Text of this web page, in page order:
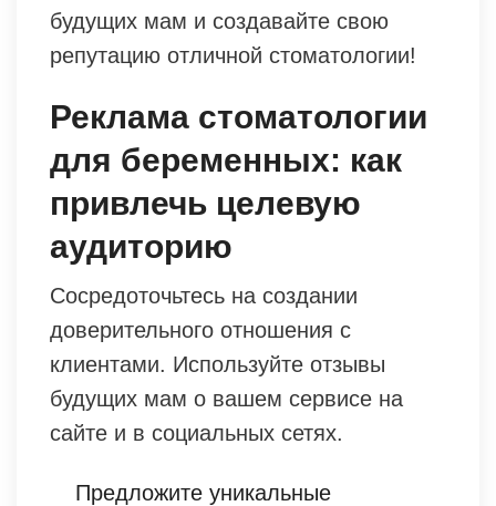
будущих мам и создавайте свою
репутацию отличной стоматологии!
Реклама стоматологии
для беременных: как
привлечь целевую
аудиторию
Сосредоточьтесь на создании
доверительного отношения с
клиентами. Используйте отзывы
будущих мам о вашем сервисе на
сайте и в социальных сетях.
Предложите уникальные